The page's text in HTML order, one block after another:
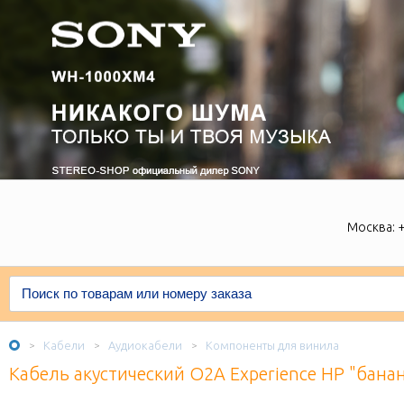
Москва:
> Кабели > Аудиокабели > Компоненты для винила
Кабель акустический O2A Experience HP